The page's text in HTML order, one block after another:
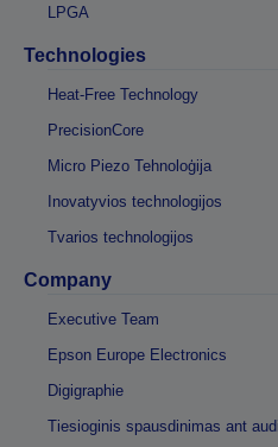
LPGA
Technologies
Heat-Free Technology
PrecisionCore
Micro Piezo Tehnoloģija
Inovatyvios technologijos
Tvarios technologijos
Company
Executive Team
Epson Europe Electronics
Digigraphie
Tiesioginis spausdinimas ant